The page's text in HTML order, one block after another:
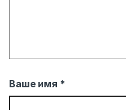
Ваше имя *